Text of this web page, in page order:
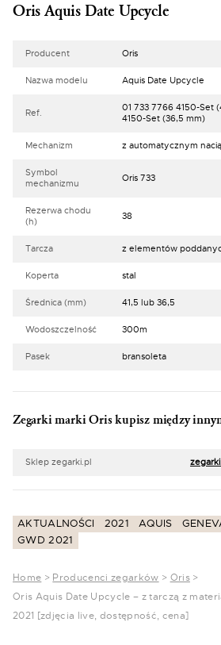
Oris Aquis Date Upcycle
Producent Oris
Nazwa modelu Aquis Date Upcycle
Ref.
01 733 7766 4150-Set
4150-Set (36,5 mm)
Mechanizm z automatycznym
Symbol
mechanizmu
Oris 733
Rezerwa chodu
(h)
38
Tarcza z elementów
Koperta stal
Średnica (mm) 41,5 lub 36,5
Wodoszczelność 300m
Pasek bransoleta
Zegarki marki Oris kupisz między
Sklep zegarki.pl
AKTUALNOŚCI 2021 AQUIS
GWD 2021
Home > Producenci zegarków > Oris>
Oris Aquis Date Upcycle – z tarczą z
2021 [zdjęcia live, dostępność, cena]